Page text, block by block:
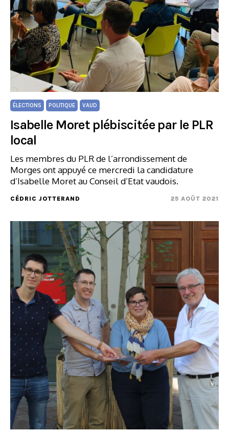
ÉLECTIONS POLITIQUE VAUD
Isabelle Moret plébiscitée par le PLR
local
Les membres du PLR de l’arrondissement de
Morges ont appuyé ce mercredi la candidature
d’Isabelle Moret au Conseil d’Etat vaudois.
CÉDRIC JOTTERAND 25 AOÛT 2021